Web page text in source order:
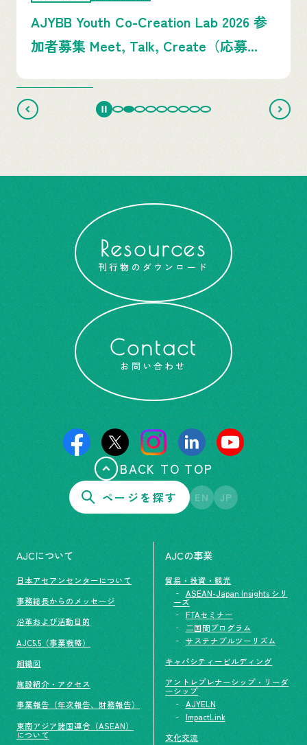
AJYBB Youth Co-Creation Lab 2026 参
加者募集 Meet, Talk, Create（応募...
Resources
刊行物のダウンロード
Contact
お問い合わせ
BACK TO TOP
ページを探す EN JP
AJCについて
日本アセアンセンターについて
事務総長からのメッセージ
沿革および活動目的
AJC5.5（事業戦略）
組織図
施設紹介・アクセス
事業報告（年次報告、財務報告）
東南アジア諸国連合（ASEAN）
について
AJCの事業
貿易・投資・観光
ASEAN-Japan Insights シリ
ーズ
FTAセミナー
二国間プログラム
サステナブルツーリズム
キャパシティービルディング
アントレプレナーシップ・リーダ
ーシップ
AJYELN
ImpactLink
文化交流